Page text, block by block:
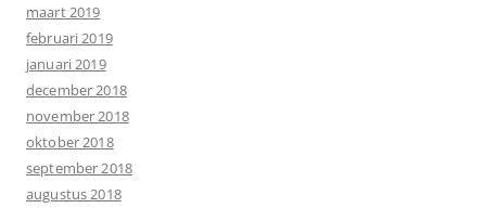
maart 2019
februari 2019
januari 2019
december 2018
november 2018
oktober 2018
september 2018
augustus 2018